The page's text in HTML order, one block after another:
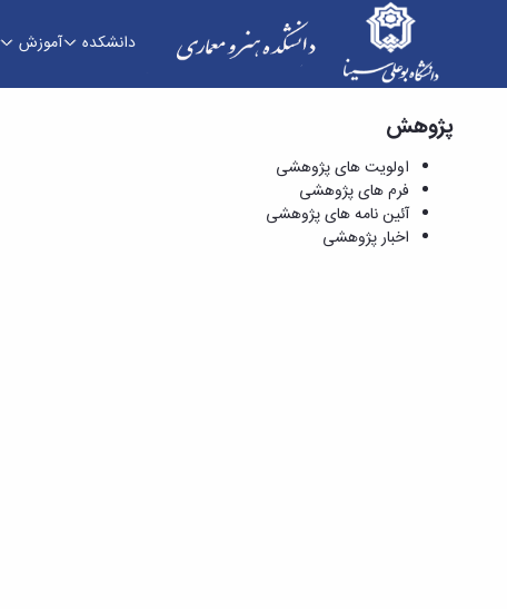
دانشکده آموزش
آئین نامه های پژوهشی - دانشکده هنر و معماری
پژوهش
اولویت های پژوهشی
فرم های پژوهشی
آئین نامه های پژوهشی
اخبار پژوهشی